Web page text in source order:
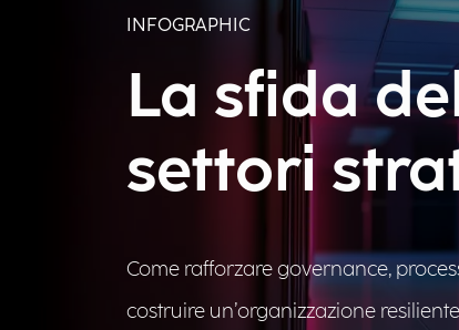
INFOGRAPHIC
La sfida
settori
Come rafforzare governance,
costruire un’organizzazione